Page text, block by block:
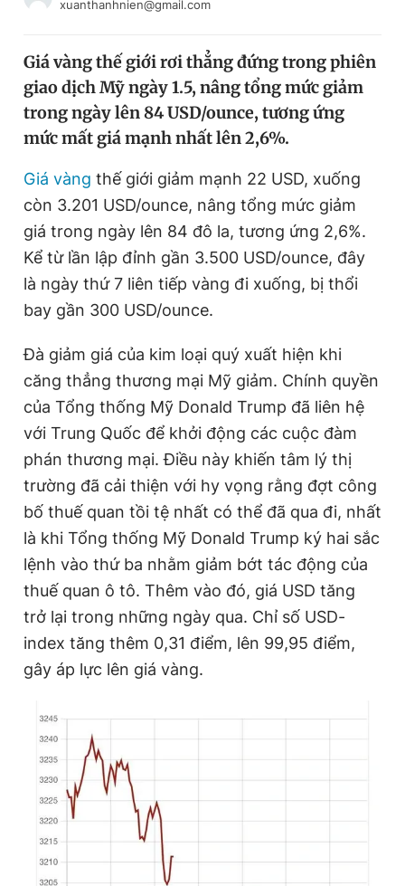
Chào ngày mới Tin 24h
Tin thị trường Tin 360
Video Magazine
Sản phẩm khác
Tiện ích Bạn cần biết
Đọc Thanh Niên trên điện thoại
Theo dõi báo trên
Hotline
0906 645 777
Liên hệ quảng cáo
0908 780 404
Tổng biên tập: Nguyễn Ngọc Toàn
Phó tổng biên tập thường trực: Hải Thành
Phó tổng biên tập: Lâm Hiếu Dũng
Phó tổng biên tập: Trần Việt Hưng
Tổng thư ký tòa soạn: Đức Trung
Giấy phép xuất bản số 110/GP - BTTTT cấp ngày 24.3.2020
© 2003-2026 Bản quyền thuộc về Báo Thanh Niên. Cấm sao
chép dưới mọi hình thức nếu không có sự chấp thuận bằng văn
bản. Phát triển bởi ePi Technologies, JSC.
Đăng xuất
xuanthanhnien@gmail.com
Giá vàng thế giới rơi thẳng đứng trong phiên
giao dịch Mỹ ngày 1.5, nâng tổng mức giảm
trong ngày lên 84 USD/ounce, tương ứng
mức mất giá mạnh nhất lên 2,6%.
Giá vàng thế giới giảm mạnh 22 USD, xuống
còn 3.201 USD/ounce, nâng tổng mức giảm
giá trong ngày lên 84 đô la, tương ứng 2,6%.
Kể từ lần lập đỉnh gần 3.500 USD/ounce, đây
là ngày thứ 7 liên tiếp vàng đi xuống, bị thổi
bay gần 300 USD/ounce.
Đà giảm giá của kim loại quý xuất hiện khi
căng thẳng thương mại Mỹ giảm. Chính quyền
của Tổng thống Mỹ Donald Trump đã liên hệ
với Trung Quốc để khởi động các cuộc đàm
phán thương mại. Điều này khiến tâm lý thị
trường đã cải thiện với hy vọng rằng đợt công
bố thuế quan tồi tệ nhất có thể đã qua đi, nhất
là khi Tổng thống Mỹ Donald Trump ký hai sắc
lệnh vào thứ ba nhằm giảm bớt tác động của
thuế quan ô tô. Thêm vào đó, giá USD tăng
trở lại trong những ngày qua. Chỉ số USD-
index tăng thêm 0,31 điểm, lên 99,95 điểm,
gây áp lực lên giá vàng.